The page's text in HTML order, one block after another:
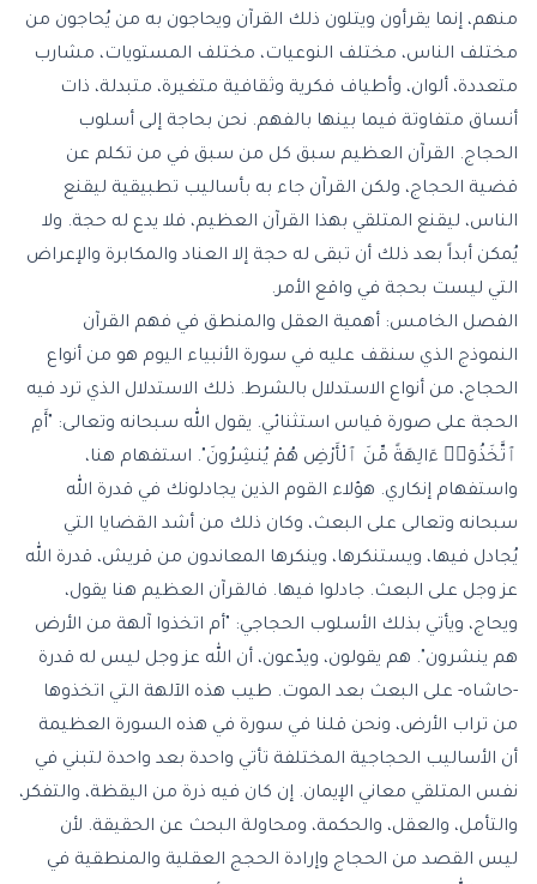
منهم، إنما يقرأون ويتلون ذلك القرآن ويحاجون به من يُحاجون من
مختلف الناس، مختلف النوعيات، مختلف المستويات، مشارب
متعددة، ألوان، وأطياف فكرية وثقافية متغيرة، متبدلة، ذات
أنساق متفاوتة فيما بينها بالفهم. نحن بحاجة إلى أسلوب
الحجاج. القرآن العظيم سبق كل من سبق في من تكلم عن
قضية الحجاج، ولكن القرآن جاء به بأساليب تطبيقية ليقنع
الناس، ليقنع المتلقي بهذا القرآن العظيم، فلا يدع له حجة. ولا
يُمكن أبداً بعد ذلك أن تبقى له حجة إلا العناد والمكابرة والإعراض
التي ليست بحجة في واقع الأمر.
الفصل الخامس: أهمية العقل والمنطق في فهم القرآن
النموذج الذي سنقف عليه في سورة الأنبياء اليوم هو من أنواع
الحجاج، من أنواع الاستدلال بالشرط. ذلك الاستدلال الذي ترد فيه
الحجة على صورة قياس استثنائي. يقول الله سبحانه وتعالى: "أَمِ
ٱتَّخَذُوٓا۟ ءَالِهَةً مِّنَ ٱلْأَرْضِ هُمْ يُنشِرُونَ". استفهام هنا،
واستفهام إنكاري. هؤلاء القوم الذين يجادلونك في قدرة الله
سبحانه وتعالى على البعث، وكان ذلك من أشد القضايا التي
يُجادل فيها، ويستنكرها، وينكرها المعاندون من قريش، قدرة الله
عز وجل على البعث. جادلوا فيها. فالقرآن العظيم هنا يقول،
ويحاج، ويأتي بذلك الأسلوب الحجاجي: "أم اتخذوا آلهة من الأرض
هم ينشرون". هم يقولون، ويدّعون، أن الله عز وجل ليس له قدرة
-حاشاه- على البعث بعد الموت. طيب هذه الآلهة التي اتخذوها
من تراب الأرض، ونحن قلنا في سورة في هذه السورة العظيمة
أن الأساليب الحجاجية المختلفة تأتي واحدة بعد واحدة لتبني في
نفس المتلقي معاني الإيمان. إن كان فيه ذرة من اليقظة، والتفكر،
والتأمل، والعقل، والحكمة، ومحاولة البحث عن الحقيقة. لأن
ليس القصد من الحجاج وإرادة الحجج العقلية والمنطقية في